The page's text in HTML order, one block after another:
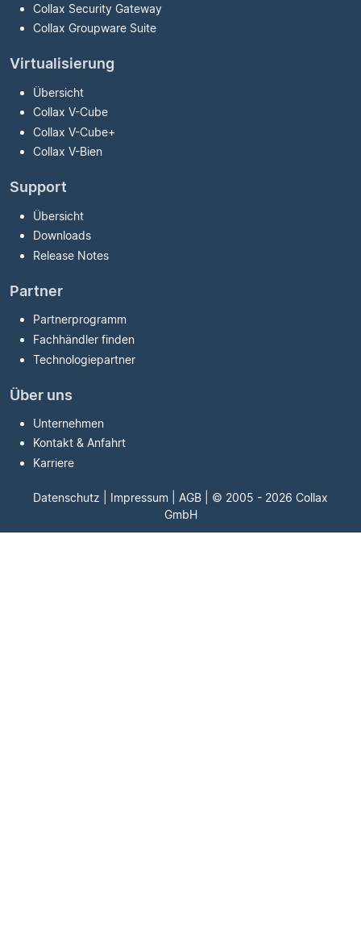
Collax Security Gateway
Collax Groupware Suite
Virtualisierung
Übersicht
Collax V-Cube
Collax V-Cube+
Collax V-Bien
Support
Übersicht
Downloads
Release Notes
Partner
Partnerprogramm
Fachhändler finden
Technologiepartner
Über uns
Unternehmen
Kontakt & Anfahrt
Karriere
Datenschutz Impressum AGB | © 2005 - 2026 Collax
GmbH